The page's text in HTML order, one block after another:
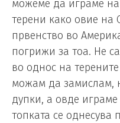
можеме да играме
терени како овие на
првенство во
погрижи за тоа. Не
во однос на
можам да замислам,
дупки, а овде
топката се однесува